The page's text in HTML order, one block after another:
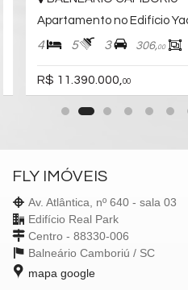
4 5 3 306,00
R$ 11.390.000,00
FLY IMÓVEIS
Av. Atlântica, nº 640 - sala 03
Edifício Real Park
Centro - 88330-006
Balneário Camboriú / SC
mapa google